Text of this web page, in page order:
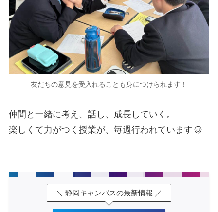
友だちの意見を受入れることも身につけられます！
仲間と一緒に考え、話し、成長していく。
楽しくて力がつく授業が、毎週行われています
＼ 静岡キャンパスの最新情報 ／